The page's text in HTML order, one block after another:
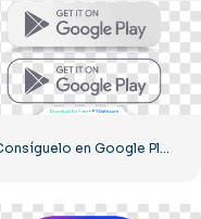
Consíguelo en Google Play Conjunto de botones